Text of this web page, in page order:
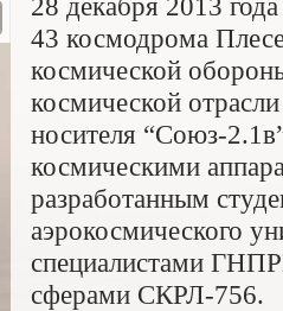
43 космодрома
космической
космической
носителя “Союз-
космическими
разработанным
аэрокосмического
специалистами
сферами СКРЛ-756.